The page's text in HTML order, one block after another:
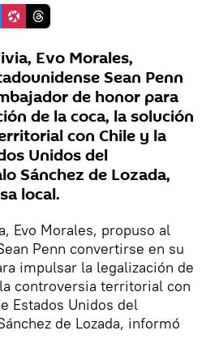
Evo Morales,
Sean Penn
de honor para
de la coca, la solución
con Chile y la
Unidos del
Sánchez de Lozada,
local.
Evo Morales, propuso al
Penn convertirse en su
impulsar la legalización de
controversia territorial con
Estados Unidos del
de Lozada, informó